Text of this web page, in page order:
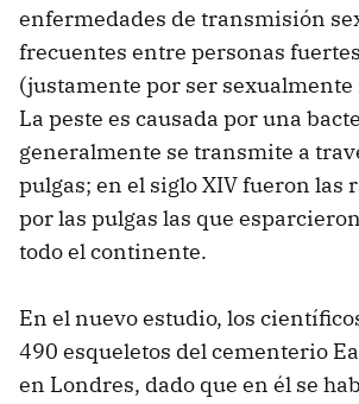
enfermedades de transmisión
frecuentes entre personas
(justamente por ser sexualmente
La peste es causada por una
generalmente se transmite a
pulgas; en el siglo XIV fueron las
por las pulgas las que
todo el continente.
En el nuevo estudio, los
490 esqueletos del cementerio
en Londres, dado que en él se